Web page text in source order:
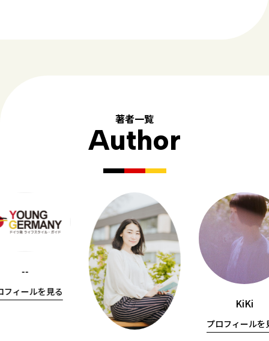
著者一覧
Author
--
フィールを見る
KiKi
プロフィールを